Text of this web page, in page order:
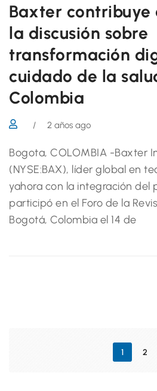
Baxter contribuye
la discusión sobre
transformación
cuidado de la
Colombia
/ 2 años ago
Bogota, COLOMBIA -Baxter
(NYSE:BAX), líder global en
yahora con la integración del
participó en el Foro de la
Bogotá, Colombia el 14 de
1 2